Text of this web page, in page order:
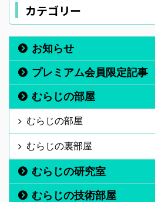
カテゴリー
お知らせ
プレミアム会員限定記事
むらじの部屋
むらじの部屋
むらじの裏部屋
むらじの研究室
むらじの技術部屋